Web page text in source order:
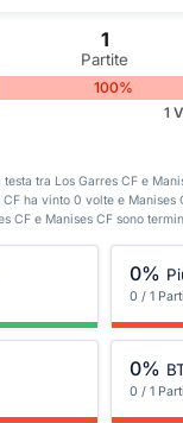
1
Partite
100%
1
tra Los Garres CF e
ha vinto 0 volte e Manises
CF e Manises CF sono
0%
0 / 1
0%
0 / 1